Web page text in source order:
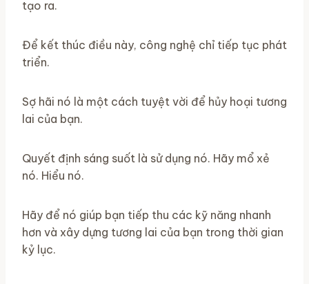
tạo ra.
Để kết thúc điều này, công nghệ chỉ tiếp tục phát
triển.
Sợ hãi nó là một cách tuyệt vời để hủy hoại tương
lai của bạn.
Quyết định sáng suốt là sử dụng nó. Hãy mổ xẻ
nó. Hiểu nó.
Hãy để nó giúp bạn tiếp thu các kỹ năng nhanh
hơn và xây dựng tương lai của bạn trong thời gian
kỷ lục.